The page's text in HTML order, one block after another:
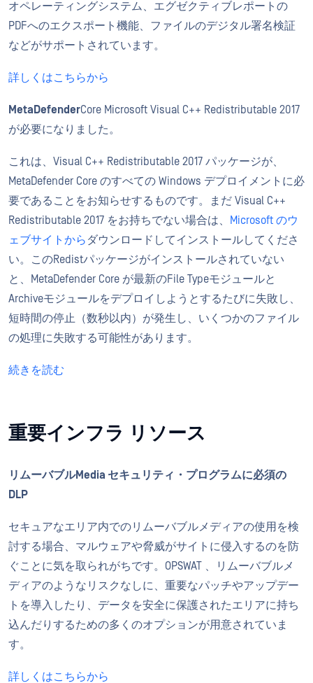
オペレーティングシステム、エグゼクティブレポートの
PDFへのエクスポート機能、ファイルのデジタル署名検証
などがサポートされています。
詳しくはこちらから
MetaDefenderCore Microsoft Visual C++ Redistributable 2017
が必要になりました。
これは、Visual C++ Redistributable 2017 パッケージが、
MetaDefender Core のすべての Windows デプロイメントに必
要であることをお知らせするものです。まだ Visual C++
Redistributable 2017 をお持ちでない場合は、
Microsoft のウ
ェブサイトから ダウンロードしてインストールしてくださ
い。このRedistパッケージがインストールされていない
と、MetaDefender Core が最新のFile Typeモジュールと
Archiveモジュールをデプロイしようとするたびに失敗し、
短時間の停止（数秒以内）が発生し、いくつかのファイル
の処理に失敗する可能性があります。
続きを読む
重要インフラ リソース
リムーバブルMedia セキュリティ・プログラムに必須の
DLP
セキュアなエリア内でのリムーバブルメディアの使用を検
討する場合、マルウェアや脅威がサイトに侵入するのを防
ぐことに気を取られがちです。OPSWAT 、リムーバブルメ
ディアのようなリスクなしに、重要なパッチやアップデー
トを導入したり、データを安全に保護されたエリアに持ち
込んだりするための多くのオプションが用意されていま
す。
詳しくはこちらから